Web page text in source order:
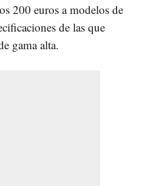
200 euros a modelos de
de las que
gama alta.